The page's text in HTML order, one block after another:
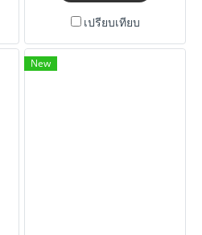
เปรียบเทียบ
New